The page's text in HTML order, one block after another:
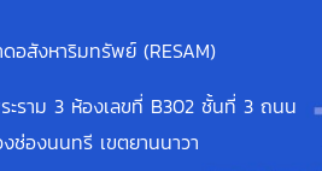
อสังหาริมทรัพย์ (RESAM)
ราม 3 ห้องเลขที่ B302 ชั้นที่ 3 ถนน
ช่องนนทรี เขตยานนาวา